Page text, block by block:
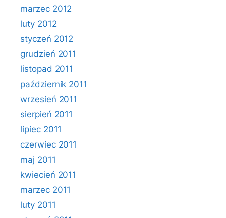
marzec 2012
luty 2012
styczeń 2012
grudzień 2011
listopad 2011
październik 2011
wrzesień 2011
sierpień 2011
lipiec 2011
czerwiec 2011
maj 2011
kwiecień 2011
marzec 2011
luty 2011